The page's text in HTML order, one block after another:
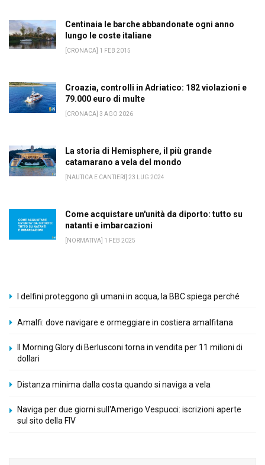
Centinaia le barche abbandonate ogni anno
lungo le coste italiane
[CRONACA] 1 FEB 2015
Croazia, controlli in Adriatico: 182 violazioni e
79.000 euro di multe
[CRONACA] 3 AGO 2026
La storia di Hemisphere, il più grande
catamarano a vela del mondo
[NAUTICA E CANTIERI] 23 LUG 2024
Come acquistare un'unità da diporto: tutto su
natanti e imbarcazioni
[NORMATIVA] 1 FEB 2025
I delfini proteggono gli umani in acqua, la BBC spiega perché
Amalfi: dove navigare e ormeggiare in costiera amalfitana
Il Morning Glory di Berlusconi torna in vendita per 11 milioni di
dollari
Distanza minima dalla costa quando si naviga a vela
Naviga per due giorni sull'Amerigo Vespucci: iscrizioni aperte
sul sito della FIV